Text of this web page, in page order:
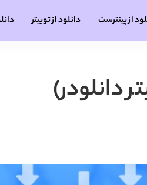
از پینترست دانلود از توییتر
دانلودر)